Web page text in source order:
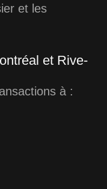
et les
et Rive-
à :